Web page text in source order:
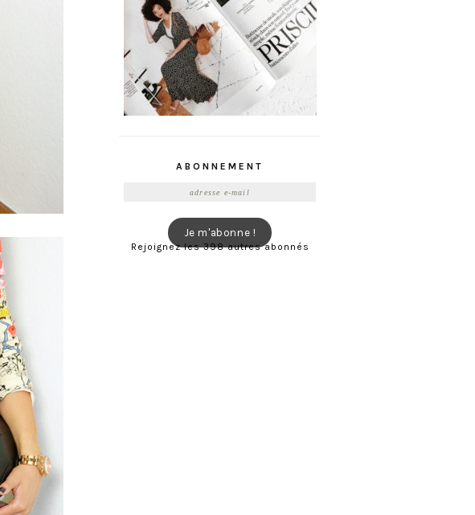
ABONNEMENT
Je m'abonne !
Rejoignez les 398 autres abonnés